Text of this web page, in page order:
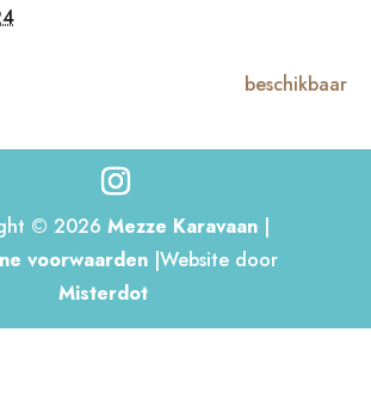
beschikbaar
© 2026Mezze Karavaan |
voorwaarden |Website door
Misterdot